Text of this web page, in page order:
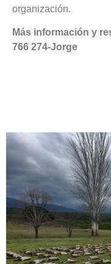
organización.
Más información y
766 274-Jorge